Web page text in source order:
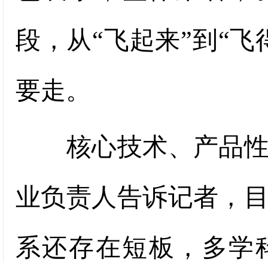
段，从“飞起来”到“
要走。
核心技术、产品性
业负责人告诉记者，
系还存在短板，多学